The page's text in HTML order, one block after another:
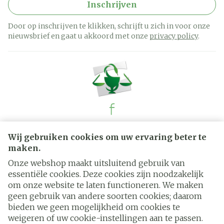
Wij gebruiken cookies om uw ervaring beter te
maken.
Onze webshop maakt uitsluitend gebruik van
essentiële cookies. Deze cookies zijn noodzakelijk
om onze website te laten functioneren. We maken
geen gebruik van andere soorten cookies; daarom
bieden we geen mogelijkheid om cookies te
weigeren of uw cookie-instellingen aan te passen.
Overdosering: De veiligheid is bewezen bij fok-,
drachtige- en lacterende dieren behandeld met
een overdosering van 3 maal de aanbevolen
pups met een leeftijd van 8 – 9 weken en een
gewicht van 2,0 – 3,6 kg, behandeld met een
overdosering tot 5 maal de aanbevolen maximale
dosering tijdens 3 gelegenheden met een korter
interval dan aanbevolen (interval van 8 weken).
Het diergeneesmiddel werd goed verdragen
door Collies met een deficiënt Multidrug-
Resistance eiwit 1 (MDR 1 -/-) na eenmalige orale
toediening van 3 maal de aanbevolen dosering.
Belangrijke onverenigbaarheden: Niet van
toepassing.
Inschrijven
Door op inschrijven te klikken, schrijft u zich in voor onze
nieuwsbrief en gaat u akkoord met onze privacy policy.
Juridische links